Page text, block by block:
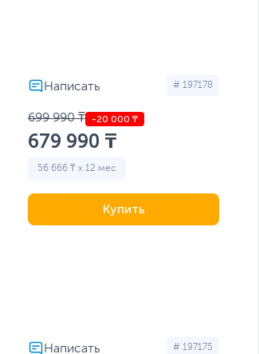
# 197178
699 990 ₸
679 990 ₸
56 666 ₸ x 12 мес
Купить
# 197175